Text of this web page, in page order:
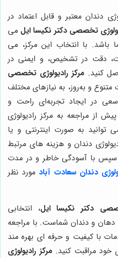
دندان معتبر و قابل اعتماد در
تخصصی دکتر نکیسا ایل می
باشد. با انتخاب این مرکز، می
دقت در تشخیص، و ایمنی در
کنید. مرکز رادیولوژی تخصصی
متنوع و به‌روز، به نیازهای مختلف
در ایجاد تجربه‌ای راحت و
از مراجعه به مرکز رادیولوژی
به صورت اینترنتی و یا
دندان و هزینه های مرتبط
سپس با آسودگی خاطر و در مدت
دندان سعادت آباد مورد نظر
دکتر نکیسا ایل، انتخابی
و دندان شماست. با مراجعه
با کیفیت و حرفه ای بهره مند
مراقبت کنید. مرکز رادیولوژی